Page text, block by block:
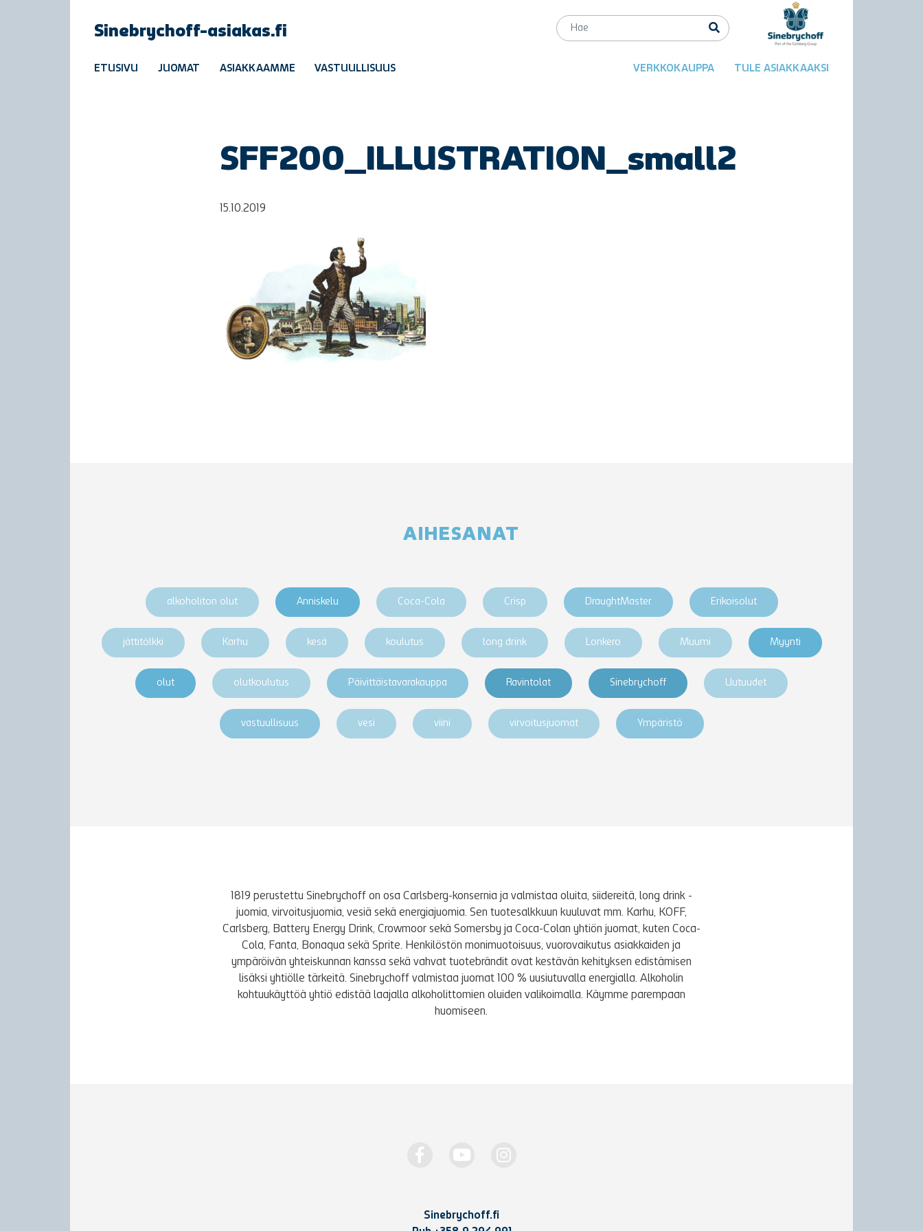
Sinebrychoff-asiakas.fi
ETUSIVU JUOMAT ASIAKKAAMME VASTUULLISUUS VERKKOKAUPPA TULE ASIAKKAAKSI
SFF200_ILLUSTRATION_small2
15.10.2019
AIHESANAT
alkoholiton olut Anniskelu Coca-Cola Crisp DraughtMaster Erikoisolut
jättitölkki Karhu kesä koulutus long drink Lonkero Muumi Myynti
olut olutkoulutus Päivittäistavarakauppa Ravintolat Sinebrychoff Uutuudet
vastuullisuus vesi viini virvoitusjuomat Ympäristö
1819 perustettu Sinebrychoff on osa Carlsberg-konsernia ja valmistaa oluita, siidereitä, long drink -
juomia, virvoitusjuomia, vesiä sekä energiajuomia. Sen tuotesalkkuun kuuluvat mm. Karhu, KOFF,
Carlsberg, Battery Energy Drink, Crowmoor sekä Somersby ja Coca-Colan yhtiön juomat, kuten Coca-
Cola, Fanta, Bonaqua sekä Sprite. Henkilöstön monimuotoisuus, vuorovaikutus asiakkaiden ja
ympäröivän yhteiskunnan kanssa sekä vahvat tuotebrändit ovat kestävän kehityksen edistämisen
lisäksi yhtiölle tärkeitä. Sinebrychoff valmistaa juomat 100 % uusiutuvalla energialla. Alkoholin
kohtuukäyttöä yhtiö edistää laajalla alkoholittomien oluiden valikoimalla. Käymme parempaan
huomiseen.
Sinebrychoff.fi